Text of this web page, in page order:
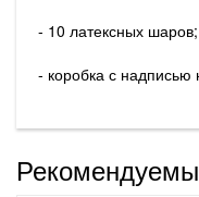
- 10 латексных шаров;
- коробка с надписью